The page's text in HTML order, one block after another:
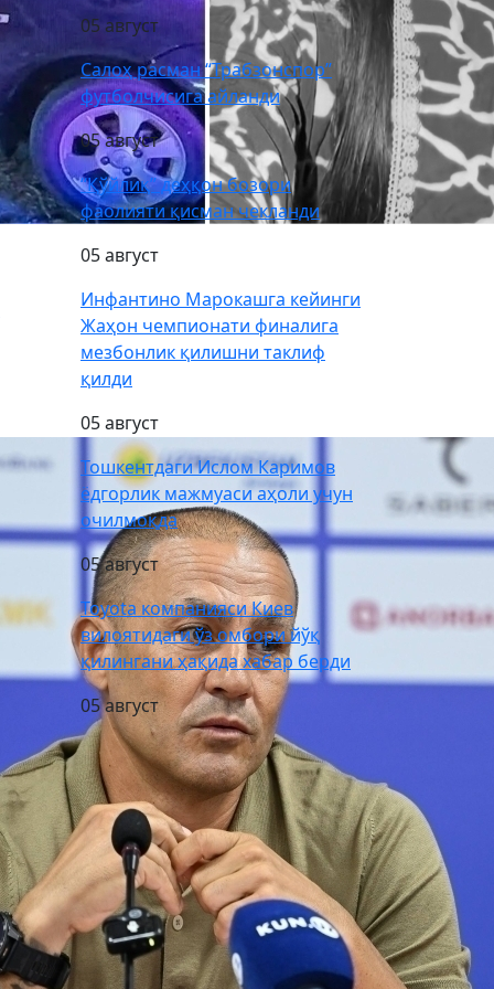
05 август
Салоҳ расман “Трабзонспор”
футболчисига айланди
05 август
“Қўйлиқ” деҳқон бозори
фаолияти қисман чекланди
05 август
Инфантино Марокашга кейинги
Жаҳон чемпионати финалига
мезбонлик қилишни таклиф
қилди
05 август
Тошкентдаги Ислом Каримов
ёдгорлик мажмуаси аҳоли учун
очилмоқда
05 август
Toyota компанияси Киев
вилоятидаги ўз омбори йўқ
қилингани ҳақида хабар берди
05 август